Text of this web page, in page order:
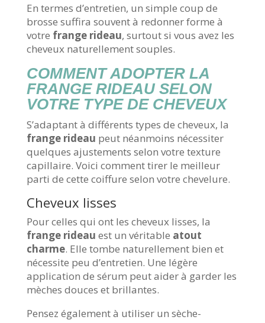
En termes d’entretien, un simple coup de
brosse suffira souvent à redonner forme à
votre frange rideau, surtout si vous avez les
cheveux naturellement souples.
COMMENT ADOPTER LA
FRANGE RIDEAU SELON
VOTRE TYPE DE CHEVEUX
S’adaptant à différents types de cheveux, la
frange rideau peut néanmoins nécessiter
quelques ajustements selon votre texture
capillaire. Voici comment tirer le meilleur
parti de cette coiffure selon votre chevelure.
Cheveux lisses
Pour celles qui ont les cheveux lisses, la
frange rideau est un véritable atout
charme. Elle tombe naturellement bien et
nécessite peu d’entretien. Une légère
application de sérum peut aider à garder les
mèches douces et brillantes.
Pensez également à utiliser un sèche-